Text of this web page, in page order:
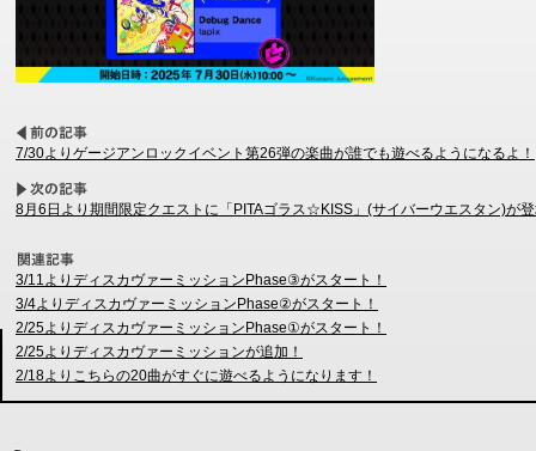
7/30よりゲージアンロックイベント第26弾の楽曲が誰でも遊べるようになるよ！
8月6日より期間限定クエストに「PITAゴラス☆KISS」(サイバーウエスタン)が
3/11よりディスカヴァーミッションPhase③がスタート！
3/4よりディスカヴァーミッションPhase②がスタート！
2/25よりディスカヴァーミッションPhase①がスタート！
2/25よりディスカヴァーミッションが追加！
2/18よりこちらの20曲がすぐに遊べるようになります！